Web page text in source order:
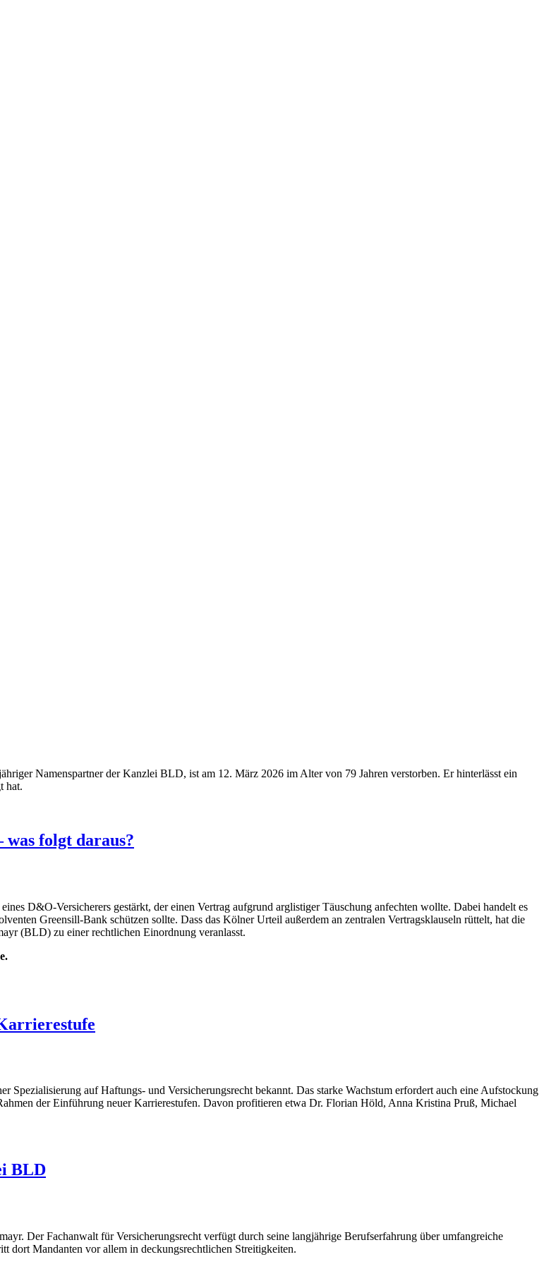
Namenspartner der Kanzlei BLD, ist am 12. März 2026 im Alter von 79 Jahren verstorben. Er hinterlässt ein
hat.
folgt daraus?
D&O-Versicherers gestärkt, der einen Vertrag aufgrund arglistiger Täuschung anfechten wollte. Dabei handelt es
Greensill-Bank schützen sollte. Dass das Kölner Urteil außerdem an zentralen Vertragsklauseln rüttelt, hat die
(BLD) zu einer rechtlichen Einordnung veranlasst.
auf Haftungs- und Versicherungsrecht bekannt. Das starke Wachstum erfordert auch eine Aufstockung
der Einführung neuer Karrierestufen. Davon profitieren etwa Dr. Florian Höld, Anna Kristina Pruß, Michael
BLD
Der Fachanwalt für Versicherungsrecht verfügt durch seine langjährige Berufserfahrung über umfangreiche
dort Mandanten vor allem in deckungsrechtlichen Streitigkeiten.